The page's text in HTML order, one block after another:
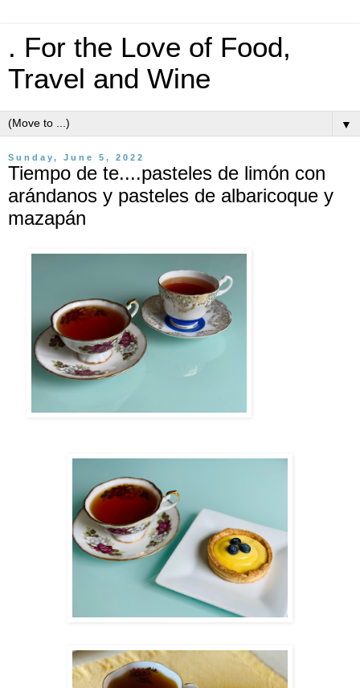
. For the Love of Food,
Travel and Wine
▼
Sunday, June 5, 2022
Tiempo de te....pasteles de limón con
arándanos y pasteles de albaricoque y
mazapán